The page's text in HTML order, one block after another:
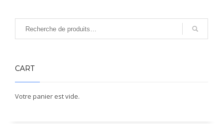
CART
Votre panier est vide.